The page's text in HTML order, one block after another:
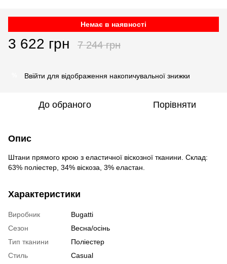
Немає в наявності
3 622 грн 7 244 грн
Ввійти для відображення накопичувальної знижки
До обраного Порівняти
Опис
Штани прямого крою з еластичної віскозної тканини. Склад:
63% поліестер, 34% віскоза, 3% еластан.
Характеристики
Виробник
Bugatti
Сезон
Весна/осінь
Тип тканини
Поліестер
Cтиль
Casual